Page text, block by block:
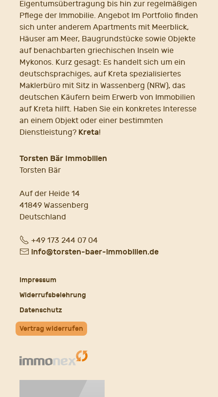
Eigentumsübertragung bis hin zur regelmäßigen
Pflege der Immobilie. Angebot Im Portfolio finden
sich unter anderem Apartments mit Meerblick,
Häuser am Meer, Baugrundstücke sowie Objekte
auf benachbarten griechischen Inseln wie
Mykonos. Kurz gesagt: Es handelt sich um ein
deutschsprachiges, auf Kreta spezialisiertes
Maklerbüro mit Sitz in Wassenberg (NRW), das
deutschen Käufern beim Erwerb von Immobilien
auf Kreta hilft. Haben Sie ein konkretes Interesse
an einem Objekt oder einer bestimmten
Dienstleistung? Kreta!
Torsten Bär Immobilien
Torsten Bär
Auf der Heide 14
41849 Wassenberg
Deutschland
Fon+49 173 244 07 04
E- info@torsten-baer-immobilien.de
Impressum
Widerrufsbelehrung
Datenschutz
Vertrag widerrufen